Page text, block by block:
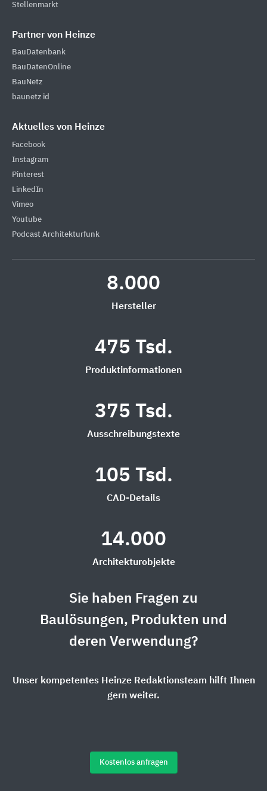
Stellenmarkt
Partner von Heinze
BauDatenbank
BauDatenOnline
BauNetz
baunetz id
Aktuelles von Heinze
Facebook
Instagram
Pinterest
LinkedIn
Vimeo
Youtube
Podcast Architekturfunk
8.000
Hersteller
475 Tsd.
Produktinformationen
375 Tsd.
Ausschreibungstexte
105 Tsd.
CAD-Details
14.000
Architekturobjekte
Sie haben Fragen zu
Baulösungen, Produkten und
deren Verwendung?
Unser kompetentes Heinze Redaktionsteam hilft Ihnen
gern weiter.
Kostenlos anfragen